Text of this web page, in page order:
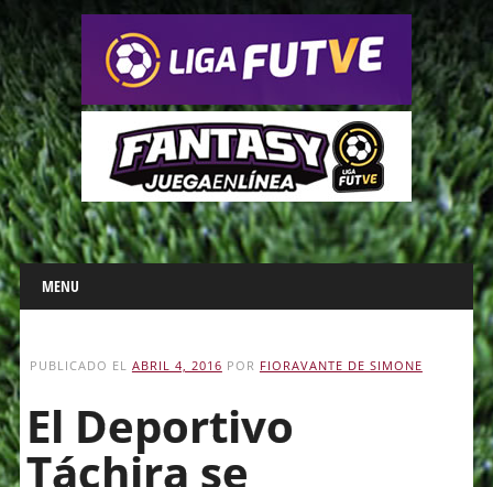
Main menu
Skip
to
content
MENU
PUBLICADO EL ABRIL 4, 2016 POR FIORAVANTE DE SIMONE
El Deportivo
Táchira se